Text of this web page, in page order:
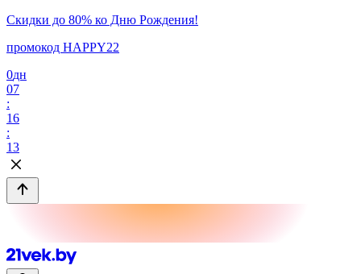
Скидки до 80% ко Дню Рождения!
промокод HAPPY22
0дн
07
:
16
:
13